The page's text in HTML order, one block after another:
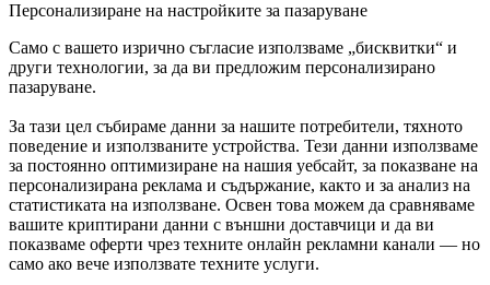
Персонализиране на настройките за пазаруване
Само с вашето изрично съгласие използваме „бисквитки“ и
други технологии, за да ви предложим персонализирано
пазаруване.
За тази цел събираме данни за нашите потребители, тяхното
поведение и използваните устройства. Тези данни използваме
за постоянно оптимизиране на нашия уебсайт, за показване на
персонализирана реклама и съдържание, както и за анализ на
статистиката на използване. Освен това можем да сравняваме
вашите криптирани данни с външни доставчици и да ви
показваме оферти чрез техните онлайн рекламни канали — но
само ако вече използвате техните услуги.